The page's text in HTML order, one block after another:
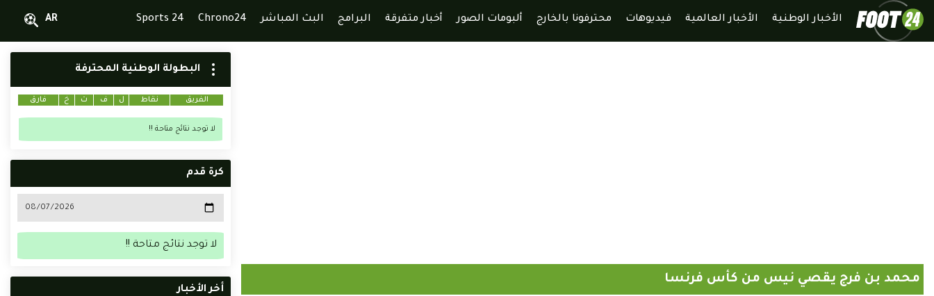
الأخبار الوطنية الأخبار العالمية فيديوهات محترفونا بالخارج ألبومات الصور أخبار متفرقة البرامج البث المباشر Chrono24
Sports 24
AR
محمد بن فرج يقصي نيس من كأس فرنسا
البطولة الوطنية المحترفة
الفريق نقاط ل ف ت خ فارق
لا توجد نتائج متاحة !!
كرة قدم
لا توجد نتائج متاحة !!
أخر الأخبار